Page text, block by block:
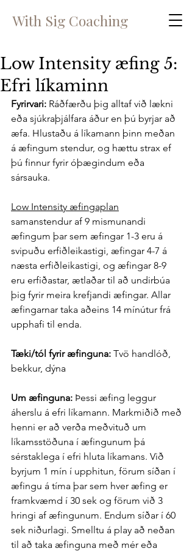
With Sig Coaching
Low Intensity æfing 5:
Efri líkaminn
Fyrirvari: Ráðfærðu þig alltaf við lækni
eða sjúkraþjálfara áður en þú byrjar að
æfa. Hlustaðu á líkamann þinn meðan
á æfingum stendur, og hættu strax ef
þú finnur fyrir óþægindum eða
sársauka.
Low Intensity æfingaplan
samanstendur af 9 mismunandi
æfingum þar sem æfingar 1-3 eru á
svipuðu erfiðleikastigi, æfingar 4-7 á
næsta erfiðleikastigi, og æfingar 8-9
eru erfiðastar, ætlaðar til að undirbúa
þig fyrir meira krefjandi æfingar. Allar
æfingarnar taka aðeins 14 mínútur frá
upphafi til enda.
Tæki/tól fyrir æfinguna: Tvö handlóð,
bekkur, dýna
Um æfinguna: Þessi æfing leggur
áherslu á efri líkamann. Markmiðið með
henni er að verða meðvituð um
líkamsstöðuna í æfingunum þá
sérstaklega í efri hluta líkamans. Við
byrjum 1 mín í upphitun, förum síðan í
æfingu á tíma þar sem hver æfing er
framkvæmd í 30 sek og förum við 3
hringi af æfingunum. Endum síðar í 60
sek niðurlagi. Smelltu á play að neðan
til að taka æfinguna með mér eða